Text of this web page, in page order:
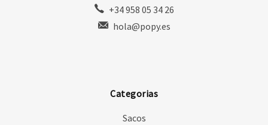
+34 958 05 34 26
hola@popy.es
Categorias
Sacos